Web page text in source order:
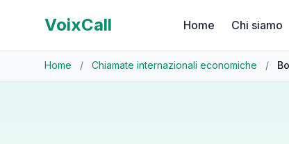
VoixCall Home Chi siamo
Home / Chiamate internazionali economiche /